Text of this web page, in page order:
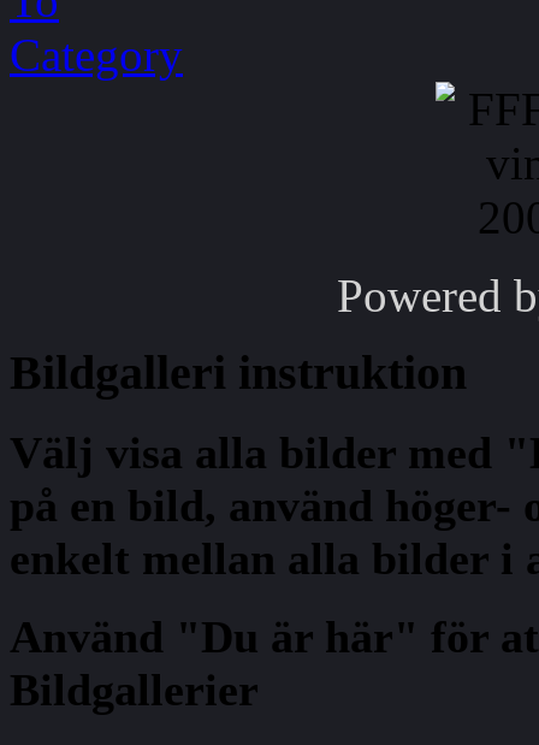
Powered
Bildgalleri instruktion
Välj visa alla bilder med
på en bild, använd
enkelt mellan alla bilder i
Använd "Du är här" för
Bildgallerier